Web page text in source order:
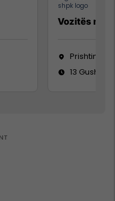
Vozitës me
Prishtinë
13 Gusht